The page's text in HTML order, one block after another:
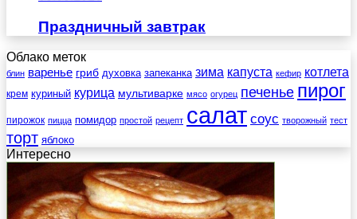
Праздничный завтрак
Облако меток
блин варенье гриб духовка запеканка зима капуста кефир котлета
крем куриный курица мультиварке мясо огурец печенье пирог
пирожок пицца помидор простой рецепт салат соус творожный тест
торт яблоко
Интересно